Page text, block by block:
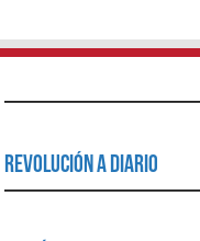
Revolución a Diario